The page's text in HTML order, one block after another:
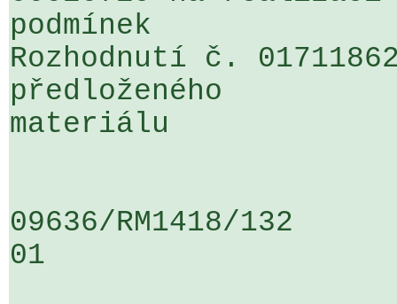
podmínek
Rozhodnutí č.
předloženého
materiálu
09636/RM1418/
01